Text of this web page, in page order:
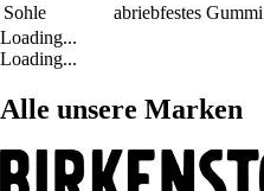
Sohle
abriebfestes Gummi
Loading...
Loading...
Alle unsere Marken